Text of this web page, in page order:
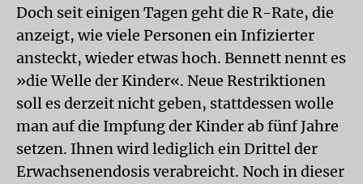
Doch seit einigen Tagen geht die R-Rate, die
anzeigt, wie viele Personen ein Infizierter
ansteckt, wieder etwas hoch. Bennett nennt es
»die Welle der Kinder«. Neue Restriktionen
soll es derzeit nicht geben, stattdessen wolle
man auf die Impfung der Kinder ab fünf Jahre
setzen. Ihnen wird lediglich ein Drittel der
Erwachsenendosis verabreicht. Noch in dieser